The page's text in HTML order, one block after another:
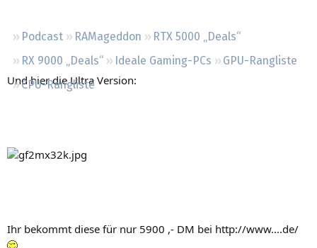
Podcast RAMageddon
RTX 5000 „Deals“
RX 9000 „Deals“
Ideale Gaming-PCs
GPU-Rangliste
CPU-Rangliste
Und hier die Ultra Version:
Ihr bekommt diese für nur 5900 ,- DM bei http://www....de/